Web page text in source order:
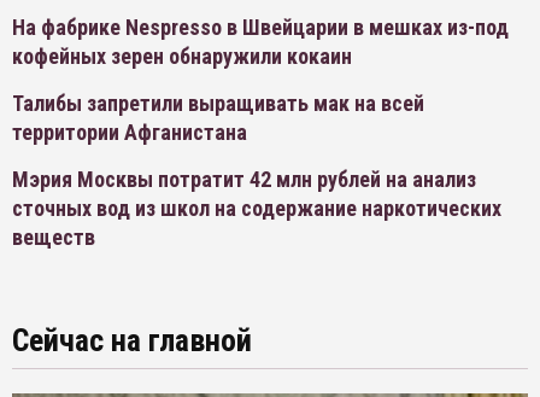
На фабрике Nespresso в Швейцарии в мешках из-под
кофейных зерен обнаружили кокаин
Талибы запретили выращивать мак на всей
территории Афганистана
Мэрия Москвы потратит 42 млн рублей на анализ
сточных вод из школ на содержание наркотических
веществ
Сейчас на главной